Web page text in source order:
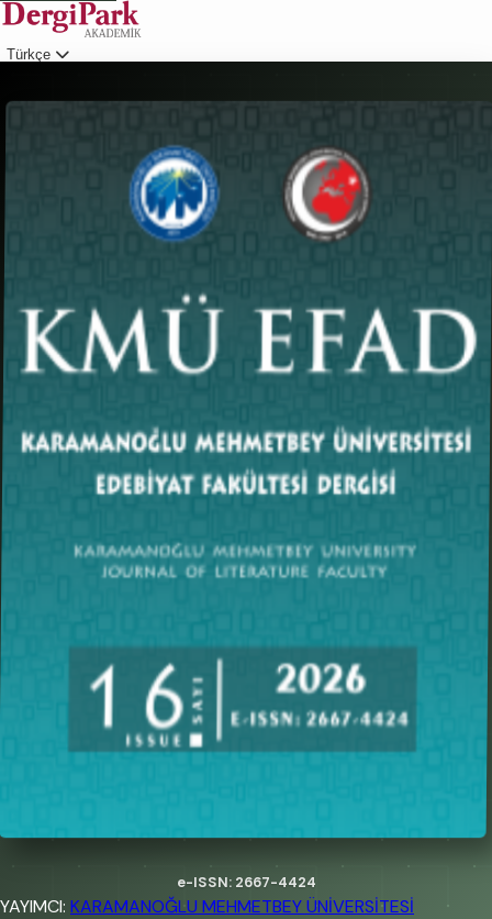
Türkçe
e-ISSN: 2667-4424
YAYIMCI: KARAMANOĞLU MEHMETBEY ÜNİVERSİTESİ